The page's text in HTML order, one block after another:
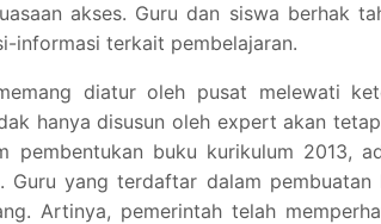
akses. Guru dan siswa berhak
informasi terkait pembelajaran.
diatur oleh pusat melewati
hanya disusun oleh expert akan
pembentukan buku kurikulum 2013,
Guru yang terdaftar dalam
Artinya, pemerintah telah